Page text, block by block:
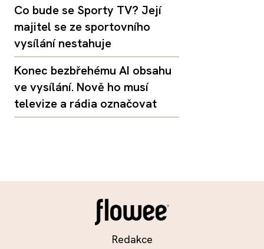
Co bude se Sporty TV? Její
majitel se ze sportovního
vysílání nestahuje
Konec bezbřehému AI obsahu
ve vysílání. Nově ho musí
televize a rádia označovat
Redakce